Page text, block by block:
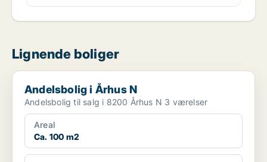
Lignende boliger
Andelsbolig i Århus N
Andelsbolig i Århus N
Andelsbolig til salg i 8200 Århus N 3 værelser
Areal
Ca. 100 m2